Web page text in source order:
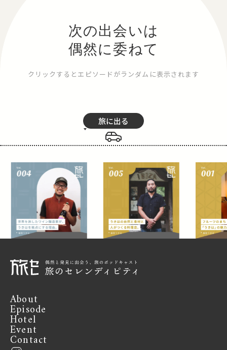
次の出会いは
偶然に委ねて
クリックするとエピソードがランダムに表示されます
旅に出る
About
Episode
Hotel
Event
Contact